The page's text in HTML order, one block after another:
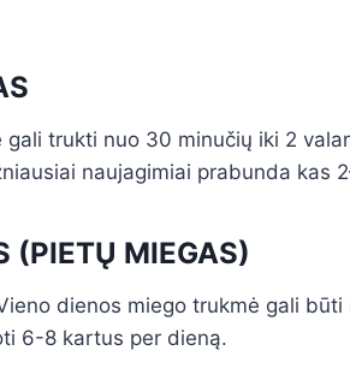
trukti nuo 30 minučių iki 2
naujagimiai prabunda kas
(PIETŲ MIEGAS)
dienos miego trukmė gali
6-8 kartus per dieną.